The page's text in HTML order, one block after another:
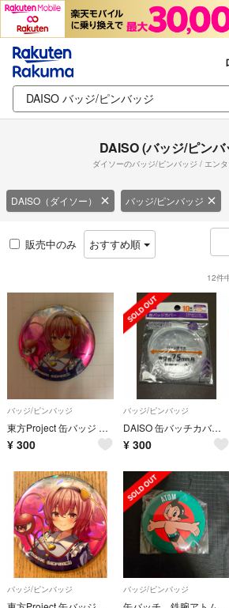
DAISO (バッジ/ピンバ
ダイソーのバッジ/ピンバッジ / エン
DAISO（ダイソー） バッジ/ピンバッジ
販売中のみ おすすめ順
12件
バッジ/ピンバッジ
東方Project 缶バッジ 古明地さとり
¥ 300
バッジ/ピンバッジ
DAISO 缶バッチカバー 75mm
¥ 300
バッジ/ピンバッジ バッジ/ピンバッジ